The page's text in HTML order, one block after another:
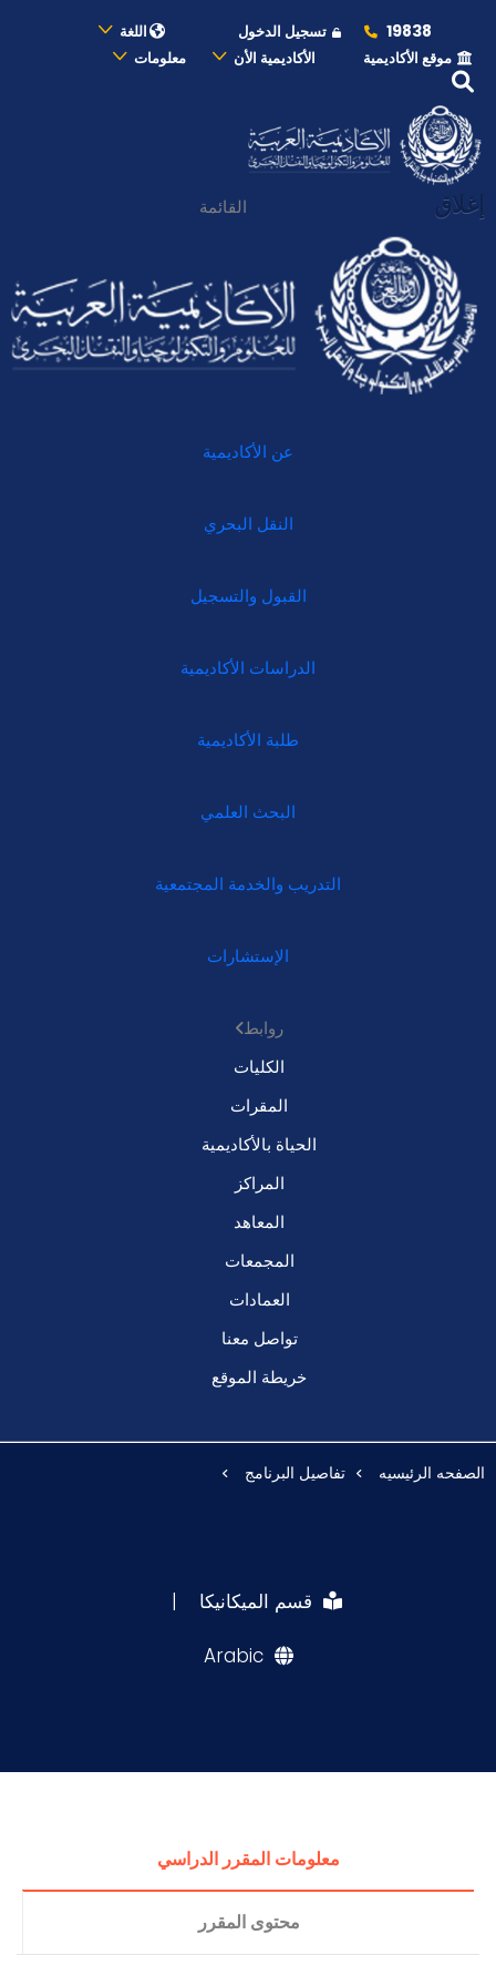
19838 تسجيل الدخول
اللغة
موقع الأكاديمية
الأكاديمية الأن معلومات
إغلاق القائمة
عن الأكاديمية
النقل البحري
القبول والتسجيل
الدراسات الأكاديمية
طلبة الأكاديمية
البحث العلمي
التدريب والخدمة المجتمعية
الإستشارات
روابط
الكليات
المقرات
الحياة بالأكاديمية
المراكز
المعاهد
المجمعات
العمادات
تواصل معنا
خريطة الموقع
الصفحه الرئيسيه تفاصيل البرنامج
قسم الميكانيكا |
Arabic
معلومات المقرر الدراسي
محتوى المقرر